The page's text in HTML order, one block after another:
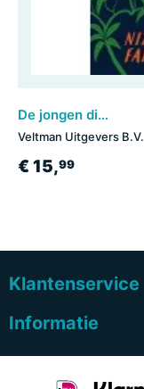
De jongen die een beer redde
Veltman Uitgevers B.V.
€ 15,99
Klantenservice
Informatie